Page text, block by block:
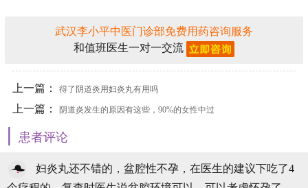
武汉李小平中医门诊部免费用药咨询服务
和值班医生一对一交流
上一篇： 得了阴道炎用妇炎丸有用吗
上一篇： 阴道炎发生的原因有这些，90%的女性中过
招!
| 患者评论
妇炎丸还不错的，盆腔性不孕，在医生的建议下吃了4